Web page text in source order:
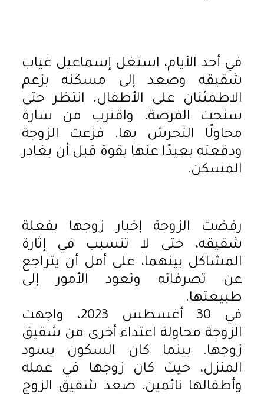
في أحد الأيام، استغل إسماعيل غياب
شقيقه وصعد إلى مسكنه بزعم
الاطمئنان على الأطفال. انتظر حتى
سنحت الفرصة، واقترب من سارة
محاولًا التحرش بها. فزعت الزوجة
ودفعته بعيدًا عنها بقوة قبل أن يغادر
المسكن.
رفضت الزوجة إخبار زوجها بفعلة
شقيقه، حتى لا تتسبب في إثارة
المشاكل بينهما، على أمل أن يتراجع
عن تصرفاته وتعود الأمور إلى
طبيعتها.
في 30 أغسطس 2023، واجهت
الزوجة محاولة اعتداء أخرى من شقيق
زوجها. بينما كان السكون يسود
المنزل، حيث كان زوجها في عمله
وأطفالها نائمين، صعد شقيق الزوج